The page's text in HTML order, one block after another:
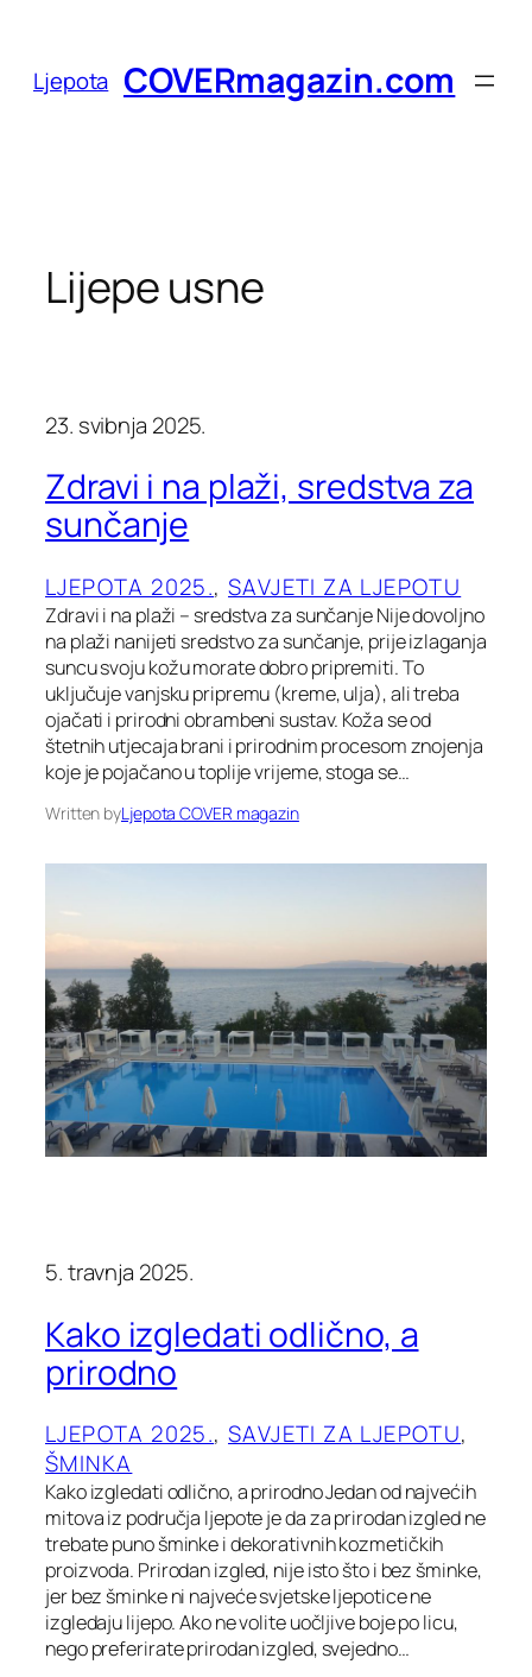
sadržaja
Ljepota COVERmagazin.com
Lijepe usne
23. svibnja 2025.
Zdravi i na plaži, sredstva za
sunčanje
LJEPOTA 2025., SAVJETI ZA LJEPOTU
Zdravi i na plaži – sredstva za sunčanje Nije dovoljno
na plaži nanijeti sredstvo za sunčanje, prije izlaganja
suncu svoju kožu morate dobro pripremiti. To
uključuje vanjsku pripremu (kreme, ulja), ali treba
ojačati i prirodni obrambeni sustav. Koža se od
štetnih utjecaja brani i prirodnim procesom znojenja
koje je pojačano u toplije vrijeme, stoga se…
Written byLjepota COVER magazin
5. travnja 2025.
Kako izgledati odlično, a
prirodno
LJEPOTA 2025., SAVJETI ZA LJEPOTU
ŠMINKA
Kako izgledati odlično, a prirodno Jedan od najvećih
mitova iz područja ljepote je da za prirodan izgled ne
trebate puno šminke i dekorativnih kozmetičkih
proizvoda. Prirodan izgled, nije isto što i bez šminke,
jer bez šminke ni najveće svjetske ljepotice ne
izgledaju lijepo. Ako ne volite uočljive boje po licu,
nego preferirate prirodan izgled, svejedno…